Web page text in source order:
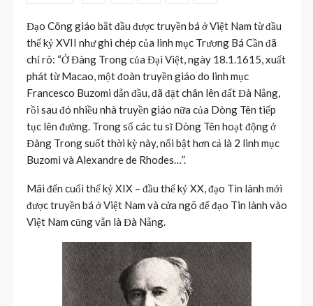
Đạo Công giáo bắt đầu được truyền bá ở Việt Nam từ đầu
thế kỷ XVII như ghi chép của linh mục Trương Bá Cần đã
chỉ rõ: “Ở Đàng Trong của Đại Việt, ngày 18.1.1615, xuất
phát từ Macao, một đoàn truyền giáo do linh mục
Francesco Buzomi dẫn đầu, đã đặt chân lên đất Đà Nẵng,
rồi sau đó nhiều nhà truyền giáo nữa của Dòng Tên tiếp
tục lên đường. Trong số các tu sĩ Dòng Tên hoạt động ở
Đàng Trong suốt thời kỳ này, nổi bật hơn cả là 2 linh mục
Buzomi và Alexandre de Rhodes…”.
Mãi đến cuối thế kỷ XIX – đầu thế kỷ XX, đạo Tin lành mới
được truyền bá ở Việt Nam và cửa ngõ để đạo Tin lành vào
Việt Nam cũng vẫn là Đà Nẵng.